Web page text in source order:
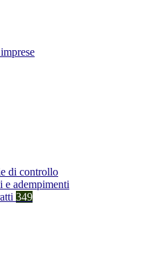
di controllo
e adempimenti
349